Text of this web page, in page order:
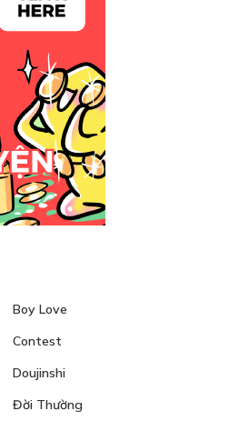
Boy Love
Contest
Doujinshi
Đời Thường